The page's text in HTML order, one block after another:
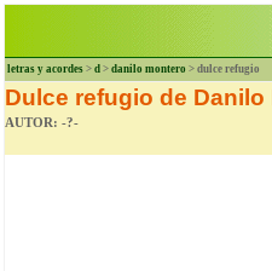
letras y acordes > d > danilo montero > dulce refugio
Dulce refugio de Danilo
AUTOR: -?-